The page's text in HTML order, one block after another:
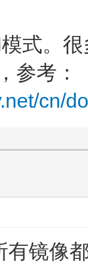
式。
参考：
cn/
镜像